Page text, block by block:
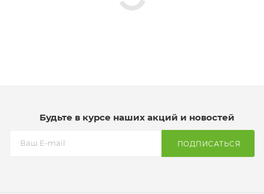
Будьте в курсе наших акций и новостей
ПОДПИСАТЬСЯ